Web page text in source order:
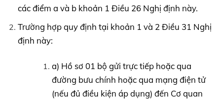
các điểm a và b khoản 1 Điều 26 Nghị định này.
Trường hợp quy định tại khoản 1 và 2 Điều 31 Nghị
định này:
a) Hồ sơ 01 bộ gửi trực tiếp hoặc qua
đường bưu chính hoặc qua mạng điện tử
(nếu đủ điều kiện áp dụng) đến Cơ quan